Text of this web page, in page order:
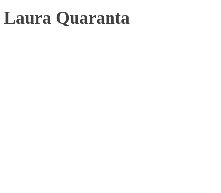
Laura Quaranta